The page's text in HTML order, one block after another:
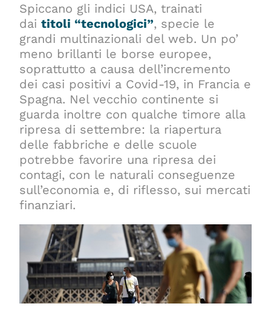
Spiccano gli indici USA, trainati
daititoli “tecnologici”, specie le
grandi multinazionali del web. Un po’
meno brillanti le borse europee,
soprattutto a causa dell’incremento
dei casi positivi a Covid-19, in Francia e
Spagna. Nel vecchio continente si
guarda inoltre con qualche timore alla
ripresa di settembre: la riapertura
delle fabbriche e delle scuole
potrebbe favorire una ripresa dei
contagi, con le naturali conseguenze
sull’economia e, di riflesso, sui mercati
finanziari.